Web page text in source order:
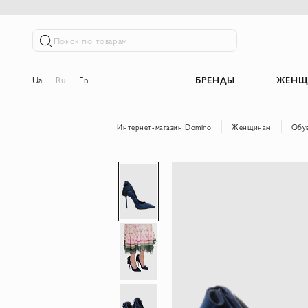
Поиск по товарам
Ua Ru En БРЕНДЫ
Интернет-магазин Domino Женщинам
перейти
галереям
изображений